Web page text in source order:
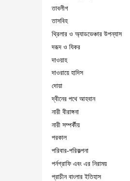
তাবলীগ
তাসবিহ
থ্রিলার ও অ্যাডভেঞ্চার উপন্যাস
দরূদ ও যিকর
দাওয়াহ
দাওরায়ে হাদিস
দোয়া
দ্বীনের পথে আহবান
নারী বীরাঙ্গনা
নারী সম্পর্কীয়
পরকাল
পরিবার-পরিকল্পনা
পর্নগ্রাফি এবং এর নিরাময়
প্রাচীন বাংলার ইতিহাস